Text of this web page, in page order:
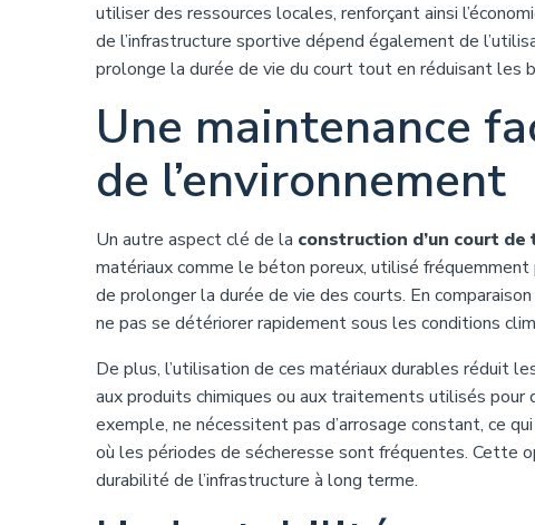
utiliser des ressources locales, renforçant ainsi
de l’infrastructure sportive dépend également de
prolonge la durée de vie du court tout en réduisant les
Une maintenance
de l’environnement
Un autre aspect clé de la construction d’un court de
matériaux comme le béton poreux, utilisé
de prolonger la durée de vie des courts. En
ne pas se détériorer rapidement sous les conditions
De plus, l’utilisation de ces matériaux durables réduit
aux produits chimiques ou aux traitements utilisés
exemple, ne nécessitent pas d’arrosage constant, ce
où les périodes de sécheresse sont fréquentes. Cette
durabilité de l’infrastructure à long terme.